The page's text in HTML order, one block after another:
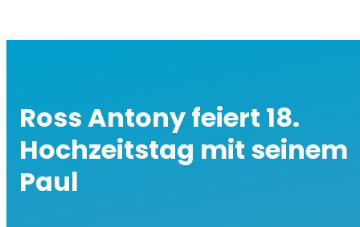
Ross Antony feiert 18.
Hochzeitstag mit seinem
Paul